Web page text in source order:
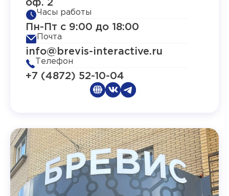
оф. 2
Часы работы
Пн-Пт с 9:00 до 18:00
Почта
info@brevis-interactive.ru
Телефон
+7 (4872) 52-10-04